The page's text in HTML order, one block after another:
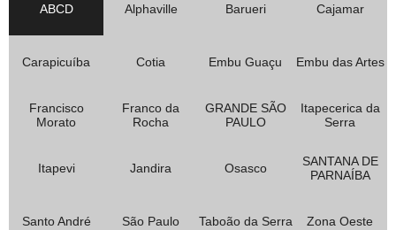
ABCD Alphaville Barueri Cajamar
Carapicuíba Cotia Embu Guaçu Embu das Artes
Francisco
Morato
Franco da
Rocha
GRANDE SÃO
PAULO
Itapecerica da
Serra
Itapevi Jandira Osasco
SANTANA DE
PARNAÍBA
Santo André São Paulo Taboão da Serra Zona Oeste